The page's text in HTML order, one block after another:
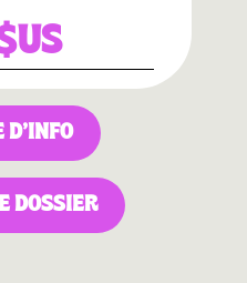
D’INFO
DOSSIER